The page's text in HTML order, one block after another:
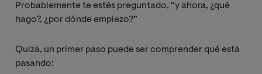
Probablemente te estés preguntado, “y ahora, ¿qué
hago?, ¿por dónde empiezo?”
Quizá, un primer paso puede ser comprender qué está
pasando: